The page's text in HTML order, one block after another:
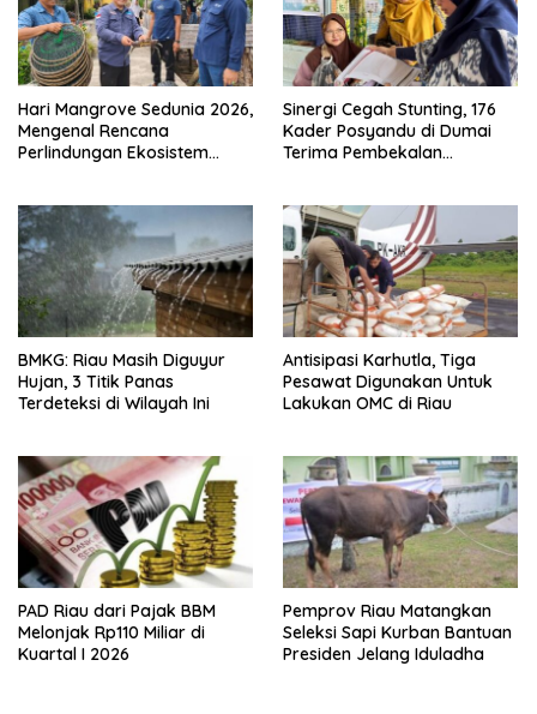
Hari Mangrove Sedunia 2026,
Mengenal Rencana
Perlindungan Ekosistem
Sinergi Cegah Stunting, 176
Kader Posyandu di Dumai
Terima Pembekalan
BMKG: Riau Masih Diguyur
Hujan, 3 Titik Panas
Terdeteksi di Wilayah Ini
Antisipasi Karhutla, Tiga
Pesawat Digunakan Untuk
Lakukan OMC di Riau
PAD Riau dari Pajak BBM
Melonjak Rp110 Miliar di
Kuartal I 2026
Pemprov Riau Matangkan
Seleksi Sapi Kurban Bantuan
Presiden Jelang Iduladha